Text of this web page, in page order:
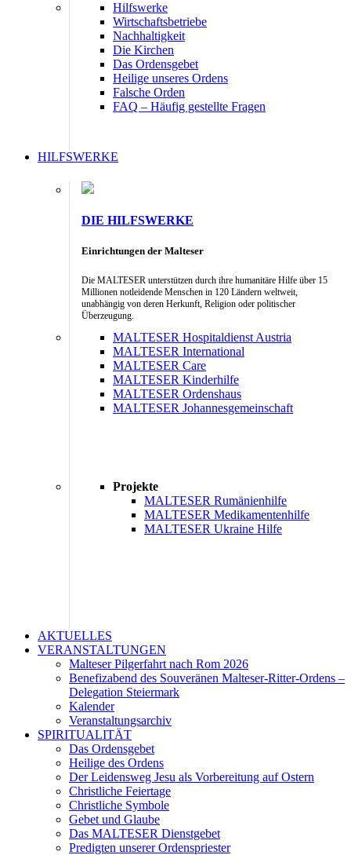
Hilfswerke
Wirtschaftsbetriebe
Nachhaltigkeit
Die Kirchen
Das Ordensgebet
Heilige unseres Ordens
Falsche Orden
FAQ – Häufig gestellte Fragen
HILFSWERKE
DIE HILFSWERKE
Einrichtungen der Malteser
Die MALTESER unterstützen durch ihre humanitäre Hilfe über 15
Millionen notleidende Menschen in 120 Ländern weltweit,
unabhängig von deren Herkunft, Religion oder politischer
Überzeugung.
MALTESER Hospitaldienst Austria
MALTESER International
MALTESER Care
MALTESER Kinderhilfe
MALTESER Ordenshaus
MALTESER Johannesgemeinschaft
Projekte
MALTESER Rumänienhilfe
MALTESER Medikamentenhilfe
MALTESER Ukraine Hilfe
AKTUELLES
VERANSTALTUNGEN
Malteser Pilgerfahrt nach Rom 2026
Benefizabend des Souveränen Malteser-Ritter-Ordens –
Delegation Steiermark
Kalender
Veranstaltungsarchiv
SPIRITUALITÄT
Das Ordensgebet
Heilige des Ordens
Der Leidensweg Jesu als Vorbereitung auf Ostern
Christliche Feiertage
Christliche Symbole
Gebet und Glaube
Das MALTESER Dienstgebet
Predigten unserer Ordenspriester